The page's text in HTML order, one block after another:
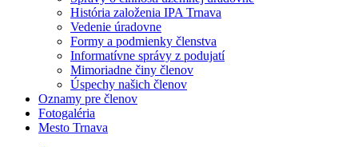
História založenia IPA Trnava
Vedenie úradovne
Formy a podmienky členstva
Informatívne správy z podujatí
Mimoriadne činy členov
Úspechy našich členov
Oznamy pre členov
Fotogaléria
Mesto Trnava